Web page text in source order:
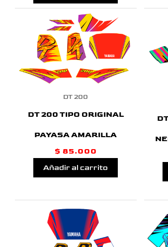
DT 200
DT 200 TIPO ORIGINAL
PAYASA AMARILLA
$ 85.000
Añadir al carrito